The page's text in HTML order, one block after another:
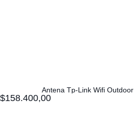
Antena Tp-Link Wifi Outdoor
$158.400,00